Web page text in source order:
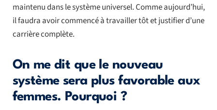
maintenu dans le système universel. Comme aujourd’hui,
il faudra avoir commencé à travailler tôt et justifier d’une
carrière complète.
On me dit que le nouveau
système sera plus favorable aux
femmes. Pourquoi ?